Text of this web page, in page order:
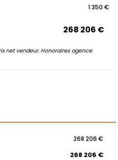
1 350 €
268 206 €
net vendeur. Honoraires agence
268 206 €
268 206 €